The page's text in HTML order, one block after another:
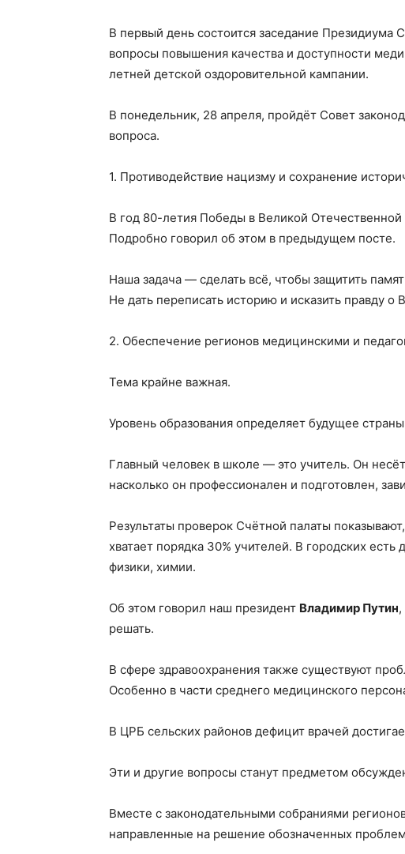
В первый день состоится заседание Президиума
вопросы повышения качества и доступности
летней детской оздоровительной кампании.
В понедельник, 28 апреля, пройдёт Совет
вопроса.
1. Противодействие нацизму и сохранение
В год 80-летия Победы в Великой Отечественной
Подробно говорил об этом в предыдущем посте.
Наша задача — сделать всё, чтобы защитить
Не дать переписать историю и исказить правду о
2. Обеспечение регионов медицинскими и
Тема крайне важная.
Уровень образования определяет будущее
Главный человек в школе — это учитель. Он
насколько он профессионален и подготовлен,
Результаты проверок Счётной палаты
хватает порядка 30% учителей. В городских
физики, химии.
Об этом говорил наш президент Владимир Путин
решать.
В сфере здравоохранения также существуют
Особенно в части среднего медицинского
В ЦРБ сельских районов дефицит врачей
Эти и другие вопросы станут предметом
Вместе с законодательными собраниями
направленные на решение обозначенных